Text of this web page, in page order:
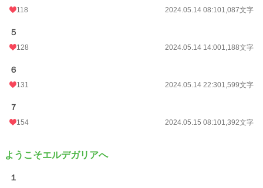
初回完結日時
週間ポイント
年間ポイント
118 2024.05.14 08:101,087文字
５
128 2024.05.14 14:001,188文字
６
131 2024.05.14 22:301,599文字
７
154 2024.05.15 08:101,392文字
ようこそエルデガリアへ
１